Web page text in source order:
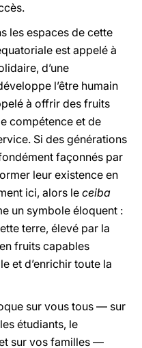
les espaces de cette
est appelé à
d’une
l’être humain
à offrir des fruits
compétence et de
Si des générations
façonnés par
leur existence en
ici, alors le ceiba
un symbole éloquent :
terre, élevé par la
fruits capables
et d’enrichir toute la
sur vous tous — sur
étudiants, le
sur vos familles —